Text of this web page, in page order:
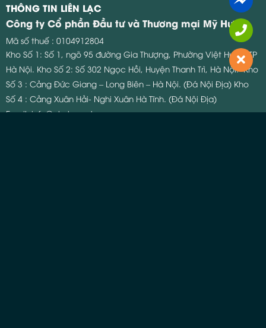
THÔNG TIN LIÊN LẠC
Công ty Cổ phần Đầu tư và Thương mại Mỹ Hưng
Mã số thuế : 0104912804
Kho Số 1: Số 1, ngõ 95 đường Gia Thượng, Phường Việt Hưng, TP
Hà Nội. Kho Số 2: Số 302 Ngọc Hồi, Huyện Thanh Trì, Hà Nội. Kho
Số 3 : Cảng Đức Giang – Long Biên – Hà Nội. (Đá Nội Địa) Kho
Số 4 : Cảng Xuân Hải- Nghi Xuân Hà Tĩnh. (Đá Nội Địa)
Email:info@phuhungstone.com